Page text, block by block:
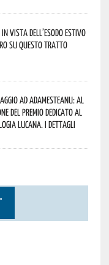
vista dell’esodo estivo
su questo tratto
ad Adamesteanu: al
del Premio dedicato al
lucana. I dettagli